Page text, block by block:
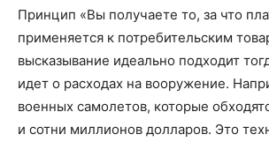
Принцип «Вы получаете то, за что
применяется к потребительским
высказывание идеально подходит
идет о расходах на вооружение.
военных самолетов, которые
и сотни миллионов долларов. Это